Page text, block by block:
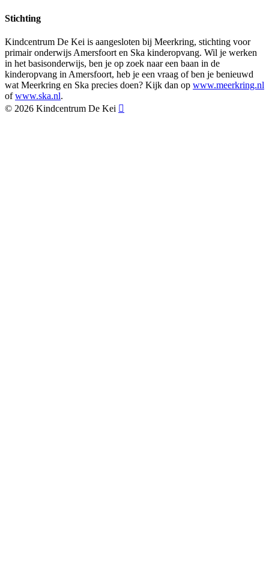
Stichting
Kindcentrum De Kei is aangesloten bij Meerkring, stichting voor
primair onderwijs Amersfoort en Ska kinderopvang. Wil je werken
in het basisonderwijs, ben je op zoek naar een baan in de
kinderopvang in Amersfoort, heb je een vraag of ben je benieuwd
wat Meerkring en Ska precies doen? Kijk dan op www.meerkring.nl
ofwww.ska.nl.
© 2026 Kindcentrum De Kei 